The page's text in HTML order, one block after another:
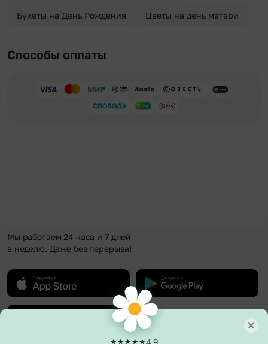
Букеты на День Рождения Цветы на день матери
Способы оплаты
Мы работаем 24 часа и 7 дней
в неделю. Даже без перерыва!
4.9